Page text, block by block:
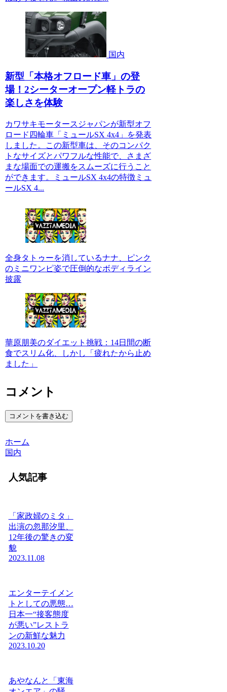
国内
新型「本格オフロード車」の登
場！2シーターオープン軽トラの
楽しさを体験
カワサキモータースジャパンが新型オフ
ロード四輪車「ミュールSX 4x4」を発表
しました。この新型車は、そのコンパク
トなサイズとパワフルな性能で、さまざ
まな場面での運搬をスムーズに行うこと
ができます。ミュールSX 4x4の特徴ミュ
ールSX 4...
全身タトゥーを消しているナナ、ピンク
のミニワンピ姿で圧倒的なボディライン
披露
華原朋美のダイエット挑戦：14日間の断
食でスリム化、しかし「疲れたから止め
ました」
コメント
コメントを書き込む
ホーム
国内
人気記事
「家政婦のミタ」
出演の忽那汐里、
12年後の驚きの変
貌
2023.11.08
エンターテイメン
トとしての悪態…
日本一“接客態度
が悪い”レストラ
ンの新鮮な魅力
2023.10.20
あやなんと「東海